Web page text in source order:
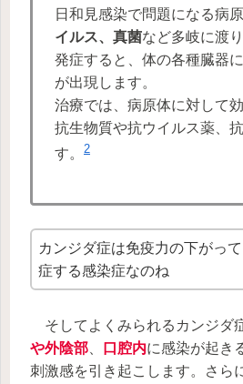
日和見感染で問題になる病原
イルス、真菌など多岐に渡り
発症すると、体の各種臓器
が出現します。
治療では、病原体に対して
抗生物質や抗ウイルス薬、
す。
2
カンジダ症は免疫力の下がっ
症する感染症なのね
そしてよくみられるカンジダ
や外陰部
口腔内に感染が起き
刺激感を引き起こします。さら